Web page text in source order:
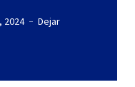
2024
Dejar